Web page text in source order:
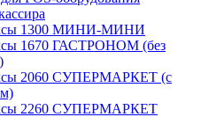
1300 МИНИ-МИНИ
1670 ГАСТРОНОМ (без
2060 СУПЕРМАРКЕТ (с
2260 СУПЕРМАРКЕТ